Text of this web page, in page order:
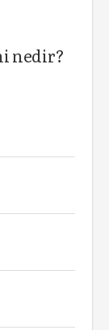
nedir?